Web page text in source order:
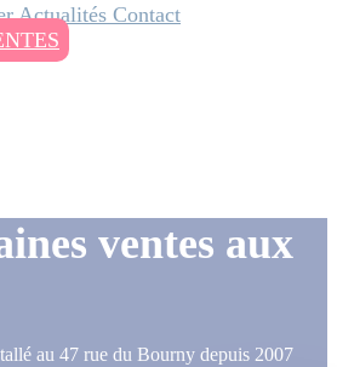
Actualités Contact
ventes aux
au 47 rue du Bourny depuis 2007